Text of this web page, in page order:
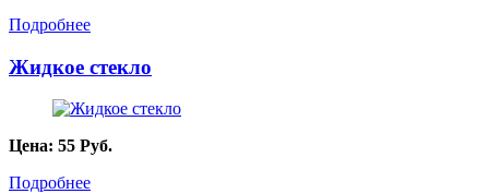
Подробнее
Жидкое стекло
Цена: 55 Руб.
Подробнее